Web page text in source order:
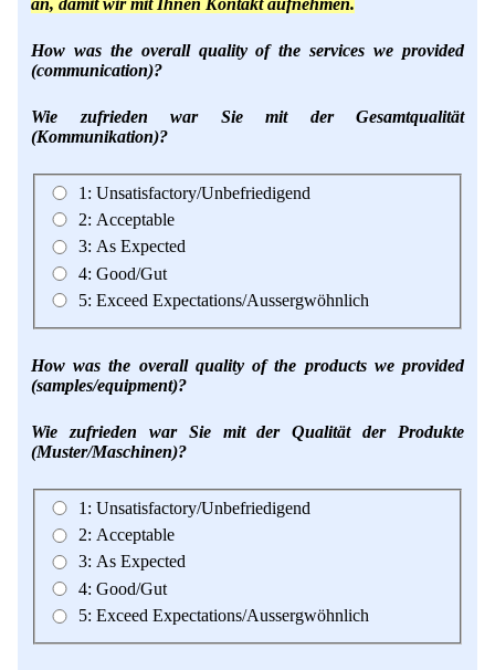
Mietanlagen
Angebotsanfrage
Geschmacksmaskierung
Instant Kugeln
Keramische Hohlkugeln
Polymere
Soluspheres
Staubreduktion
Angebotsanfrage
Ultra spherical granulation (english)
Ultra spherical granulation (francais)
Des microbilles de granulométrie précise
Runde Sache
Fraunhofer UMSICHT Tage
Probiotics Encapsulation
Powering Green Chemistry with Microspheres and
Microcapsules
Shaping of Alginate–Silica Hybrid Materials
Recovery of cobalt from dilute aqueous solutions
Development of alumina microspheres with controlled
size and shape
Mikrokugeln für Instant-Getränkepulver
A Leap Forward to Shaping Better Products –
Microencapsulation and Microgranulation
Drip Casting Technologies at BRACE - An overview
(Movie)
Kontaktformular
Angebotsanfrage
Anfahrt
Registrierung
Bestätigungsseite Anfrage
Bestätigungsseite Bewertung
Suche
Mitgliederseiten
Neu Registrieren
Zusatzinformationen
Bestätigungsseite Registrierung
Account Aktiviert
Login
Neu Registrieren
How was the overall quality of the services we provided
(communication)?
Wie zufrieden war Sie mit der Gesamtqualität
(Kommunikation)?
1: Unsatisfactory/Unbefriedigend
2: Acceptable
3: As Expected
4: Good/Gut
5: Exceed Expectations/Aussergwöhnlich
How was the overall quality of the products we provided
(samples/equipment)?
Wie zufrieden war Sie mit der Qualität der Produkte
(Muster/Maschinen)?
1: Unsatisfactory/Unbefriedigend
2: Acceptable
3: As Expected
4: Good/Gut
5: Exceed Expectations/Aussergwöhnlich